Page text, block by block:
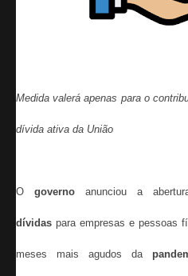
Medida valerá apenas para o
dívida ativa da União
O governo anunciou a
dívidas para empresas e pessoas
meses mais agudos da